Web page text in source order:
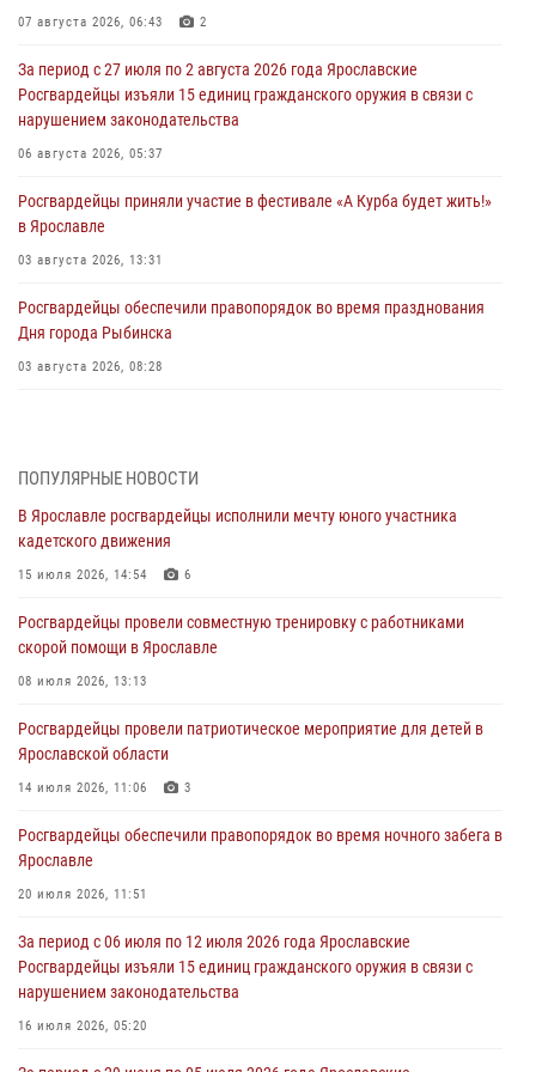
07 августа 2026, 06:43 2
За период с 27 июля по 2 августа 2026 года Ярославские
Росгвардейцы изъяли 15 единиц гражданского оружия в связи с
нарушением законодательства
06 августа 2026, 05:37
Росгвардейцы приняли участие в фестивале «А Курба будет жить!»
в Ярославле
03 августа 2026, 13:31
Росгвардейцы обеспечили правопорядок во время празднования
Дня города Рыбинска
03 августа 2026, 08:28
03 августа 2026, 07:24
Ярославские росгвардейцы за прошедшую неделю совершили
более 300 выездов по сигналам «тревога»
03 августа 2026, 07:09
Росгвардейцы оказали помощь беременной женщине во время
празднования Дня ВДВ в Ярославле
03 августа 2026, 06:20
За период с 20 июля по 26 июля 2026 года Ярославские
Росгвардейцы изъяли 41 единицу гражданского оружия в связи с
нарушением законодательства
В региональном управлении Росгвардии состоялся молебен,
приуроченный к празднику Крещения Руси
ПОПУЛЯРНЫЕ НОВОСТИ
В Ярославле росгвардейцы исполнили мечту юного участника
кадетского движения
15 июля 2026, 14:54 6
Росгвардейцы провели совместную тренировку с работниками
скорой помощи в Ярославле
08 июля 2026, 13:13
Росгвардейцы провели патриотическое мероприятие для детей в
Ярославской области
14 июля 2026, 11:06 3
Росгвардейцы обеспечили правопорядок во время ночного забега в
Ярославле
20 июля 2026, 11:51
За период с 06 июля по 12 июля 2026 года Ярославские
Росгвардейцы изъяли 15 единиц гражданского оружия в связи с
нарушением законодательства
16 июля 2026, 05:20